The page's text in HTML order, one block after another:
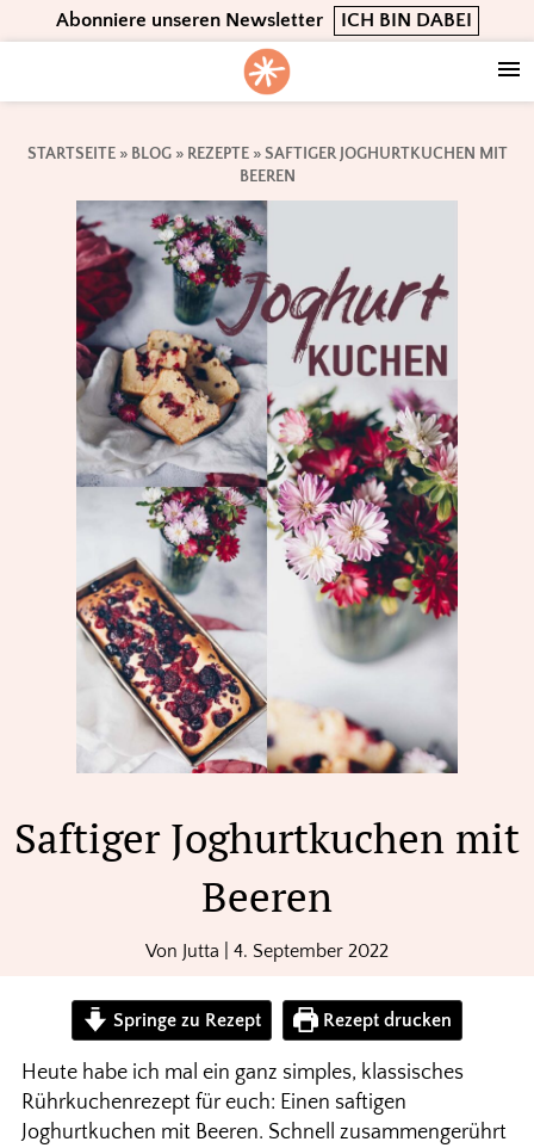
to
navigation
to
content
to
Abonniere unseren Newsletter ICH BIN DABEI
STARTSEITE» BLOG» REZEPTE»SAFTIGER JOGHURTKUCHEN MIT
BEEREN
Saftiger Joghurtkuchen mit
Beeren
Von Jutta 4. September 2022
Springe zu Rezept Rezept drucken
Heute habe ich mal ein ganz simples, klassisches
Rührkuchenrezept für euch: Einen saftigen
Joghurtkuchen mit Beeren. Schnell zusammengerührt